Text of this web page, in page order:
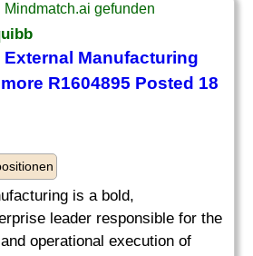
gefunden
Manufacturing
R1604895 Posted 18
is a bold,
leader responsible for the
operational execution of